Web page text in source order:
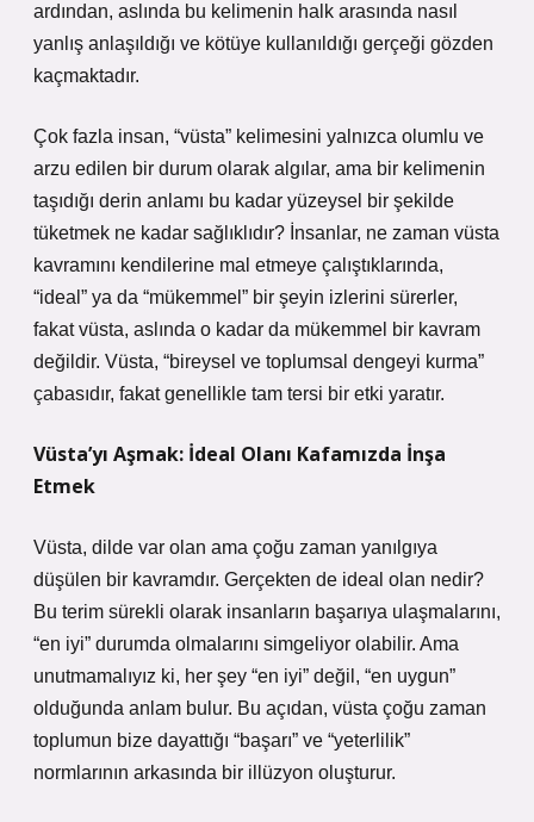
ardından, aslında bu kelimenin halk arasında nasıl
yanlış anlaşıldığı ve kötüye kullanıldığı gerçeği gözden
kaçmaktadır.
Çok fazla insan, “vüsta” kelimesini yalnızca olumlu ve
arzu edilen bir durum olarak algılar, ama bir kelimenin
taşıdığı derin anlamı bu kadar yüzeysel bir şekilde
tüketmek ne kadar sağlıklıdır? İnsanlar, ne zaman vüsta
kavramını kendilerine mal etmeye çalıştıklarında,
“ideal” ya da “mükemmel” bir şeyin izlerini sürerler,
fakat vüsta, aslında o kadar da mükemmel bir kavram
değildir. Vüsta, “bireysel ve toplumsal dengeyi kurma”
çabasıdır, fakat genellikle tam tersi bir etki yaratır.
Vüsta’yı Aşmak: İdeal Olanı Kafamızda İnşa
Etmek
Vüsta, dilde var olan ama çoğu zaman yanılgıya
düşülen bir kavramdır. Gerçekten de ideal olan nedir?
Bu terim sürekli olarak insanların başarıya ulaşmalarını,
“en iyi” durumda olmalarını simgeliyor olabilir. Ama
unutmamalıyız ki, her şey “en iyi” değil, “en uygun”
olduğunda anlam bulur. Bu açıdan, vüsta çoğu zaman
toplumun bize dayattığı “başarı” ve “yeterlilik”
normlarının arkasında bir illüzyon oluşturur.